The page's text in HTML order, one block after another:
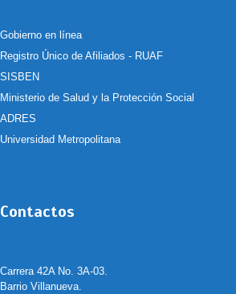
Gobierno en línea
Registro Único de Afiliados - RUAF
SISBEN
Ministerio de Salud y la Protección Social
ADRES
Universidad Metropolitana
Contactos
Carrera 42A No. 3A-03.
Barrio Villanueva.